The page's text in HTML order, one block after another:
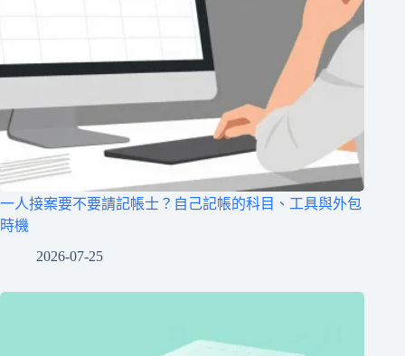
一人接案要不要請記帳士？自己記帳的科目、工具與外包
時機
2026-07-25